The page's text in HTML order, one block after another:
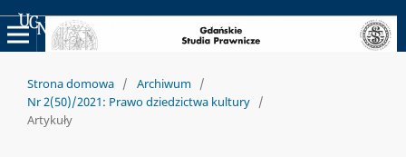
Uniwersyteckie Czasopisma Naukowe
Strona domowa / Archiwum /
Nr 2(50)/2021: Prawo dziedzictwa kultury /
Artykuły